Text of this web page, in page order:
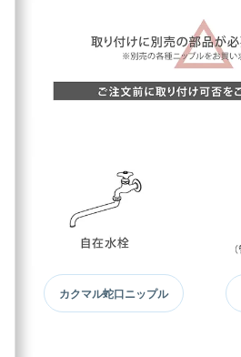
カクマル蛇口ニップル